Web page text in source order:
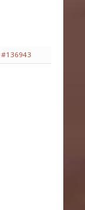
#136943